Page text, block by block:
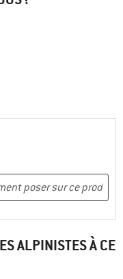
ALPINISTES À CE